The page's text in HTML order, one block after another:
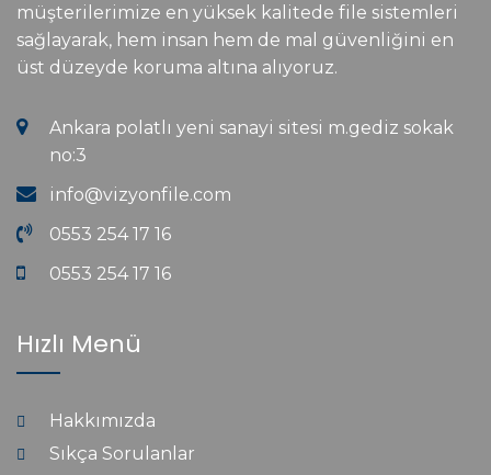
müşterilerimize en yüksek kalitede file sistemleri
sağlayarak, hem insan hem de mal güvenliğini en
üst düzeyde koruma altına alıyoruz.
Ankara polatlı yeni sanayi sitesi m.gediz sokak
no:3
info@vizyonfile.com
0553 254 17 16
0553 254 17 16
Hızlı Menü
Hakkımızda
Sıkça Sorulanlar